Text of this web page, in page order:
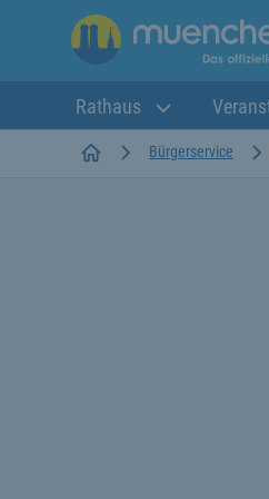
Rathaus
StartseiteBürgerservice